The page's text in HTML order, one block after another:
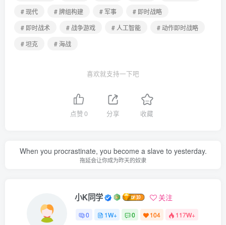
# 现代
# 牌组构建 # 军事
# 即时战略
# 即时战术
# 战争游戏 # 人工智能
# 动作即时战略
# 坦克
# 海战
喜欢就支持一下吧
点赞0 分享 收藏
When you procrastinate, you become a slave to yesterday.
拖延会让你成为昨天的奴隶
小K同学 关注
0 1W+ 0 104 117W+